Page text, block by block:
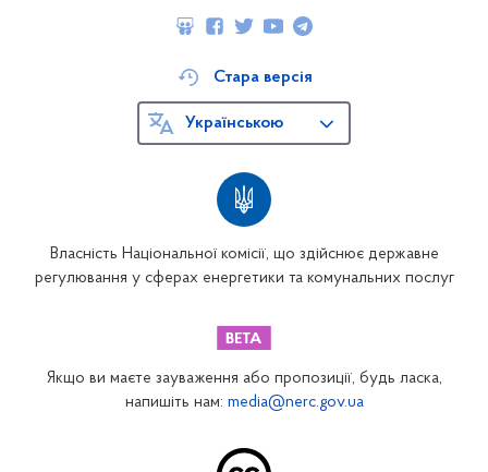
Власність Національної комісії, що здійснює державне
регулювання у сферах енергетики та комунальних послуг
Стара версія
Українською
Якщо ви маєте зауваження або пропозиції, будь ласка,
напишіть нам: media@nerc.gov.ua